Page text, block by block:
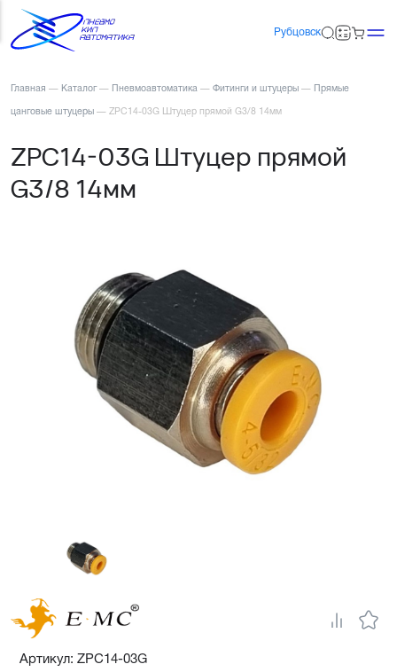
Рубцовск
Главная — Каталог — Пневмоавтоматика — Фитинги и штуцеры — Прямые
цанговые штуцеры — ZPC14-03G Штуцер прямой G3/8 14мм
ZPC14-03G Штуцер прямой
G3/8 14мм
Артикул: ZPC14-03G